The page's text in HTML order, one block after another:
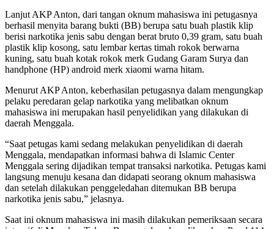
Lanjut AKP Anton, dari tangan oknum mahasiswa ini petugasnya
berhasil menyita barang bukti (BB) berupa satu buah plastik klip
berisi narkotika jenis sabu dengan berat bruto 0,39 gram, satu buah
plastik klip kosong, satu lembar kertas timah rokok berwarna
kuning, satu buah kotak rokok merk Gudang Garam Surya dan
handphone (HP) android merk xiaomi warna hitam.
Menurut AKP Anton, keberhasilan petugasnya dalam mengungkap
pelaku peredaran gelap narkotika yang melibatkan oknum
mahasiswa ini merupakan hasil penyelidikan yang dilakukan di
daerah Menggala.
“Saat petugas kami sedang melakukan penyelidikan di daerah
Menggala, mendapatkan informasi bahwa di Islamic Center
Menggala sering dijadikan tempat transaksi narkotika. Petugas kami
langsung menuju kesana dan didapati seorang oknum mahasiswa
dan setelah dilakukan penggeledahan ditemukan BB berupa
narkotika jenis sabu,” jelasnya.
Saat ini oknum mahasiswa ini masih dilakukan pemeriksaan secara